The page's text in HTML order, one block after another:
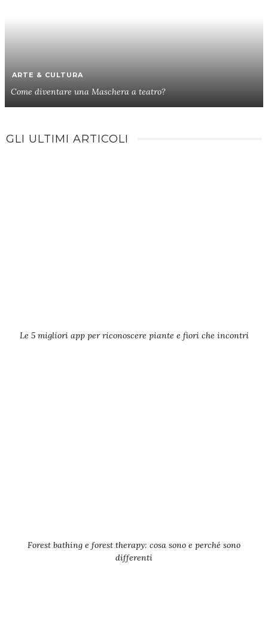
ARTE & CULTURA
Come diventare una Maschera a teatro?
GLI ULTIMI ARTICOLI
Le 5 migliori app per riconoscere piante e fiori che incontri
Forest bathing e forest therapy: cosa sono e perché sono
differenti